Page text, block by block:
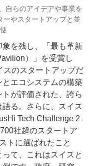
自らのアイデアや事業を
ーやスタートアップと並
を残し、「最も革新
）」を受賞し
スのスタートアップだ
エコシステムの構築
が評価された、誇ら
る。さらに、スイス
Tech Challenge 2
社超のスタートア
トに選ばれたこと
て、これはスイスと